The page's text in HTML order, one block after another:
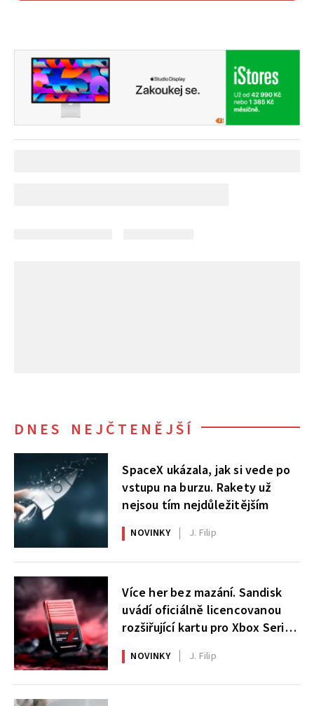
DNES NEJČTENĚJŠÍ
SpaceX ukázala, jak si vede po
vstupu na burzu. Rakety už
nejsou tím nejdůležitějším
NOVINKY J. Filip
Více her bez mazání. Sandisk
uvádí oficiálně licencovanou
rozšiřující kartu pro Xbox Series
X|S
NOVINKY J. Filip